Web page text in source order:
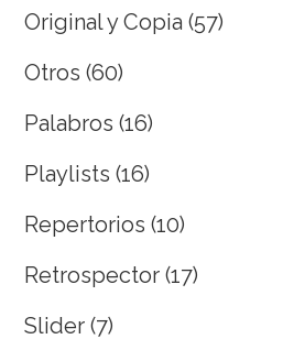
Original y Copia (57)
Otros (60)
Palabros (16)
Playlists (16)
Repertorios (10)
Retrospector (17)
Slider (7)